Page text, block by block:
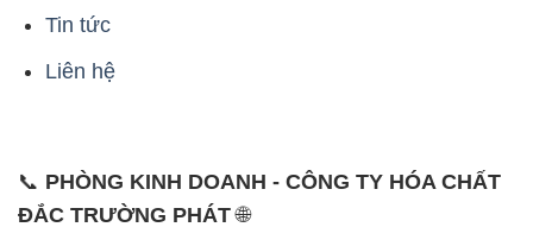
Tin tức
Liên hệ
📞 PHÒNG KINH DOANH - CÔNG TY HÓA CHẤT
ĐẮC TRƯỜNG PHÁT🌐